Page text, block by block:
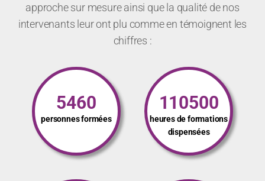
approche sur mesure ainsi que la qualité de nos
intervenants leur ont plu comme en témoignent les
chiffres :
5460
personnes formées
110500
heures de formations
dispensées